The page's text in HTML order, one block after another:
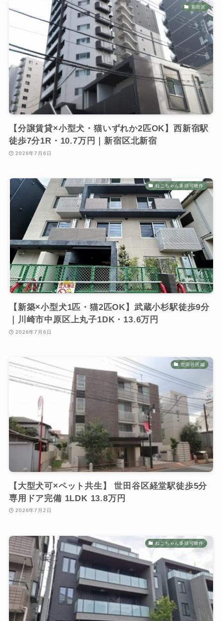
新宿区
【分譲賃貸×小型犬・猫いずれか2匹OK】西新宿駅
徒歩7分1R・10.7万円｜新宿区北新宿
2026年7月6日
ねこちゃん多頭可物件
【新築×小型犬1匹・猫2匹OK】武蔵小杉駅徒歩9分
｜川崎市中原区上丸子1DK・13.6万円
2026年7月6日
世田谷区編
【大型犬可×ペット共生】 世田谷区経堂駅徒歩5分
専用ドア完備 1LDK 13.8万円
2026年7月2日
ねこちゃん多頭可物件